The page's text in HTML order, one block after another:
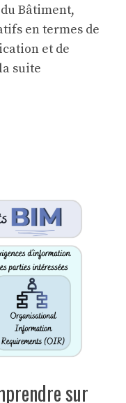
Bâtiment,
en termes de
et de
suite
sur